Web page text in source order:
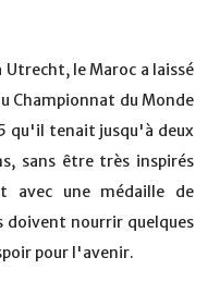
Utrecht, le Maroc a laissé
Championnat du Monde
qu'il tenait jusqu'à deux
sans être très inspirés
avec une médaille de
doivent nourrir quelques
pour l'avenir.